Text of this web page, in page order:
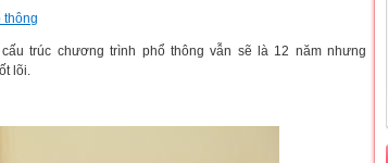
thông
trúc chương trình phổ thông vẫn sẽ là 12 năm nhưng
lõi.